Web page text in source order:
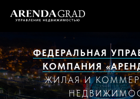
ФЕДЕРАЛЬНАЯ
КОМПАНИЯ
ЖИЛАЯ И